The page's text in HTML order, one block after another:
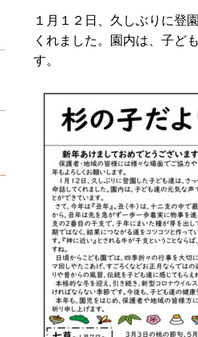
１月１２日、久しぶりに登
くれました。園内は、子ど
す。